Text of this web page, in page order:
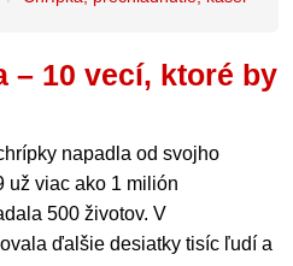
– 10 vecí, ktoré by
napadla od svojho
už viac ako 1 milión
500 životov. V
ďalšie desiatky tisíc ľudí a